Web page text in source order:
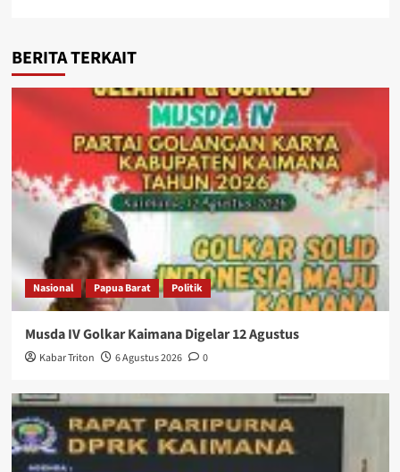
BERITA TERKAIT
Nasional Papua Barat Politik
Musda IV Golkar Kaimana Digelar 12 Agustus
Kabar Triton 6 Agustus 2026 0